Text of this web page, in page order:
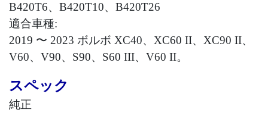
B420T6、 B420T10、 B420T26
適合車種:
2019 〜 2023 ボルボ XC40、 XC60 II、 XC90 II、
V60、 V90、 S90、 S60 III、 V60 II。
スペック
純正